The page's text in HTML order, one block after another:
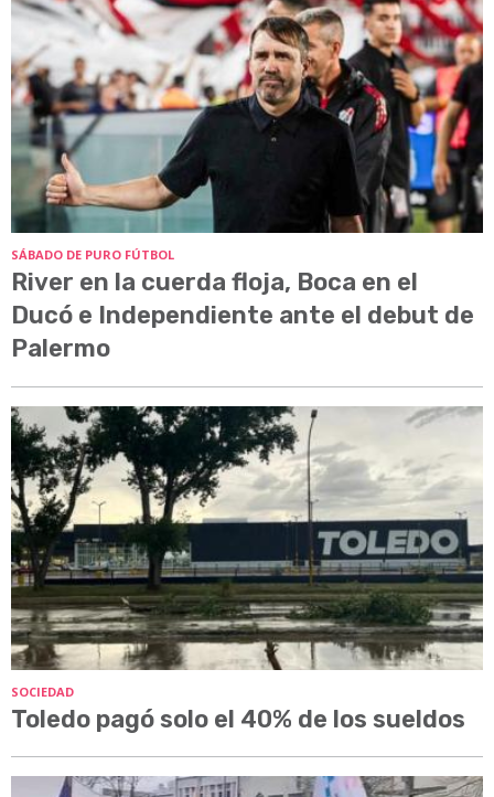
SÁBADO DE PURO FÚTBOL
River en la cuerda floja, Boca en el
Ducó e Independiente ante el debut de
Palermo
SOCIEDAD
Toledo pagó solo el 40% de los sueldos